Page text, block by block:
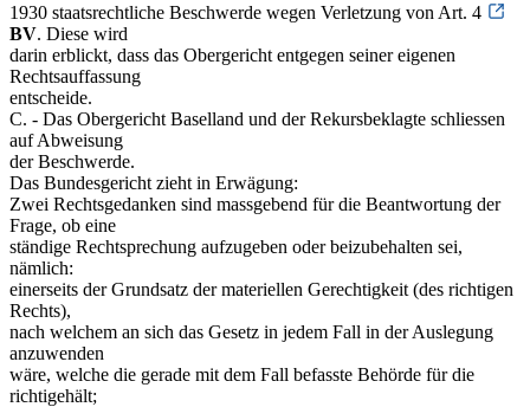
1930 staatsrechtliche Beschwerde wegen Verletzung von Art. 4
BV. Diese wird
darin erblickt, dass das Obergericht entgegen seiner eigenen
Rechtsauffassung
entscheide.
C. - Das Obergericht Baselland und der Rekursbeklagte schliessen
auf Abweisung
der Beschwerde.
Das Bundesgericht zieht in Erwägung:
Zwei Rechtsgedanken sind massgebend für die Beantwortung der
Frage, ob eine
ständige Rechtsprechung aufzugeben oder beizubehalten sei,
nämlich:
einerseits der Grundsatz der materiellen Gerechtigkeit (des richtigen
Rechts),
nach welchem an sich das Gesetz in jedem Fall in der Auslegung
anzuwenden
wäre, welche die gerade mit dem Fall befasste Behörde für die
richtigehält;